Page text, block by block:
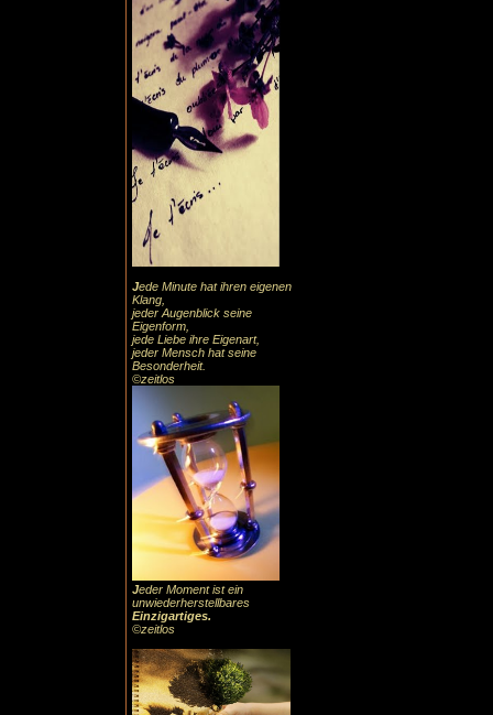
Jede Minute hat ihren eigenen
Klang,
jeder Augenblick seine
Eigenform,
jede Liebe ihre Eigenart,
jeder Mensch hat seine
Besonderheit.
©zeitlos
Jeder Moment ist ein
unwiederherstellbares
Einzigartiges.
©zeitlos